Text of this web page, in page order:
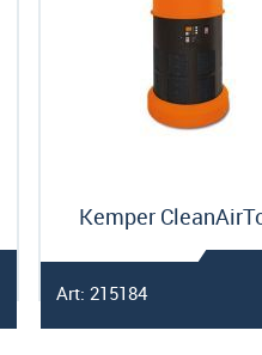
Kemper
Art: 215184